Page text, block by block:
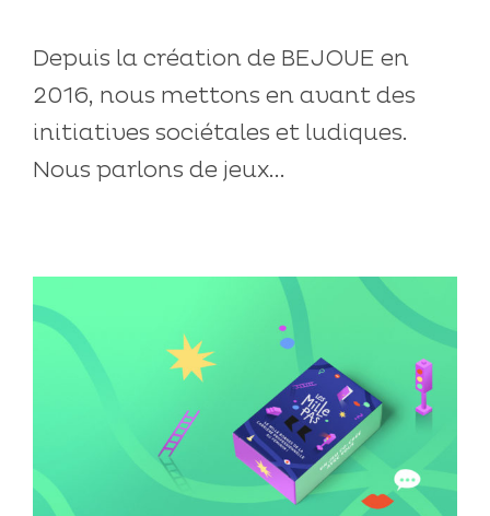
Depuis la création de BEJOUE en
2016, nous mettons en avant des
initiatives sociétales et ludiques.
Nous parlons de jeux...